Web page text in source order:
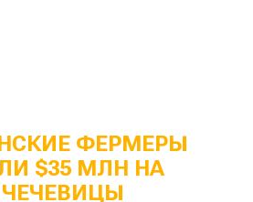
ФЕРМЕРЫ
$35 МЛН НА